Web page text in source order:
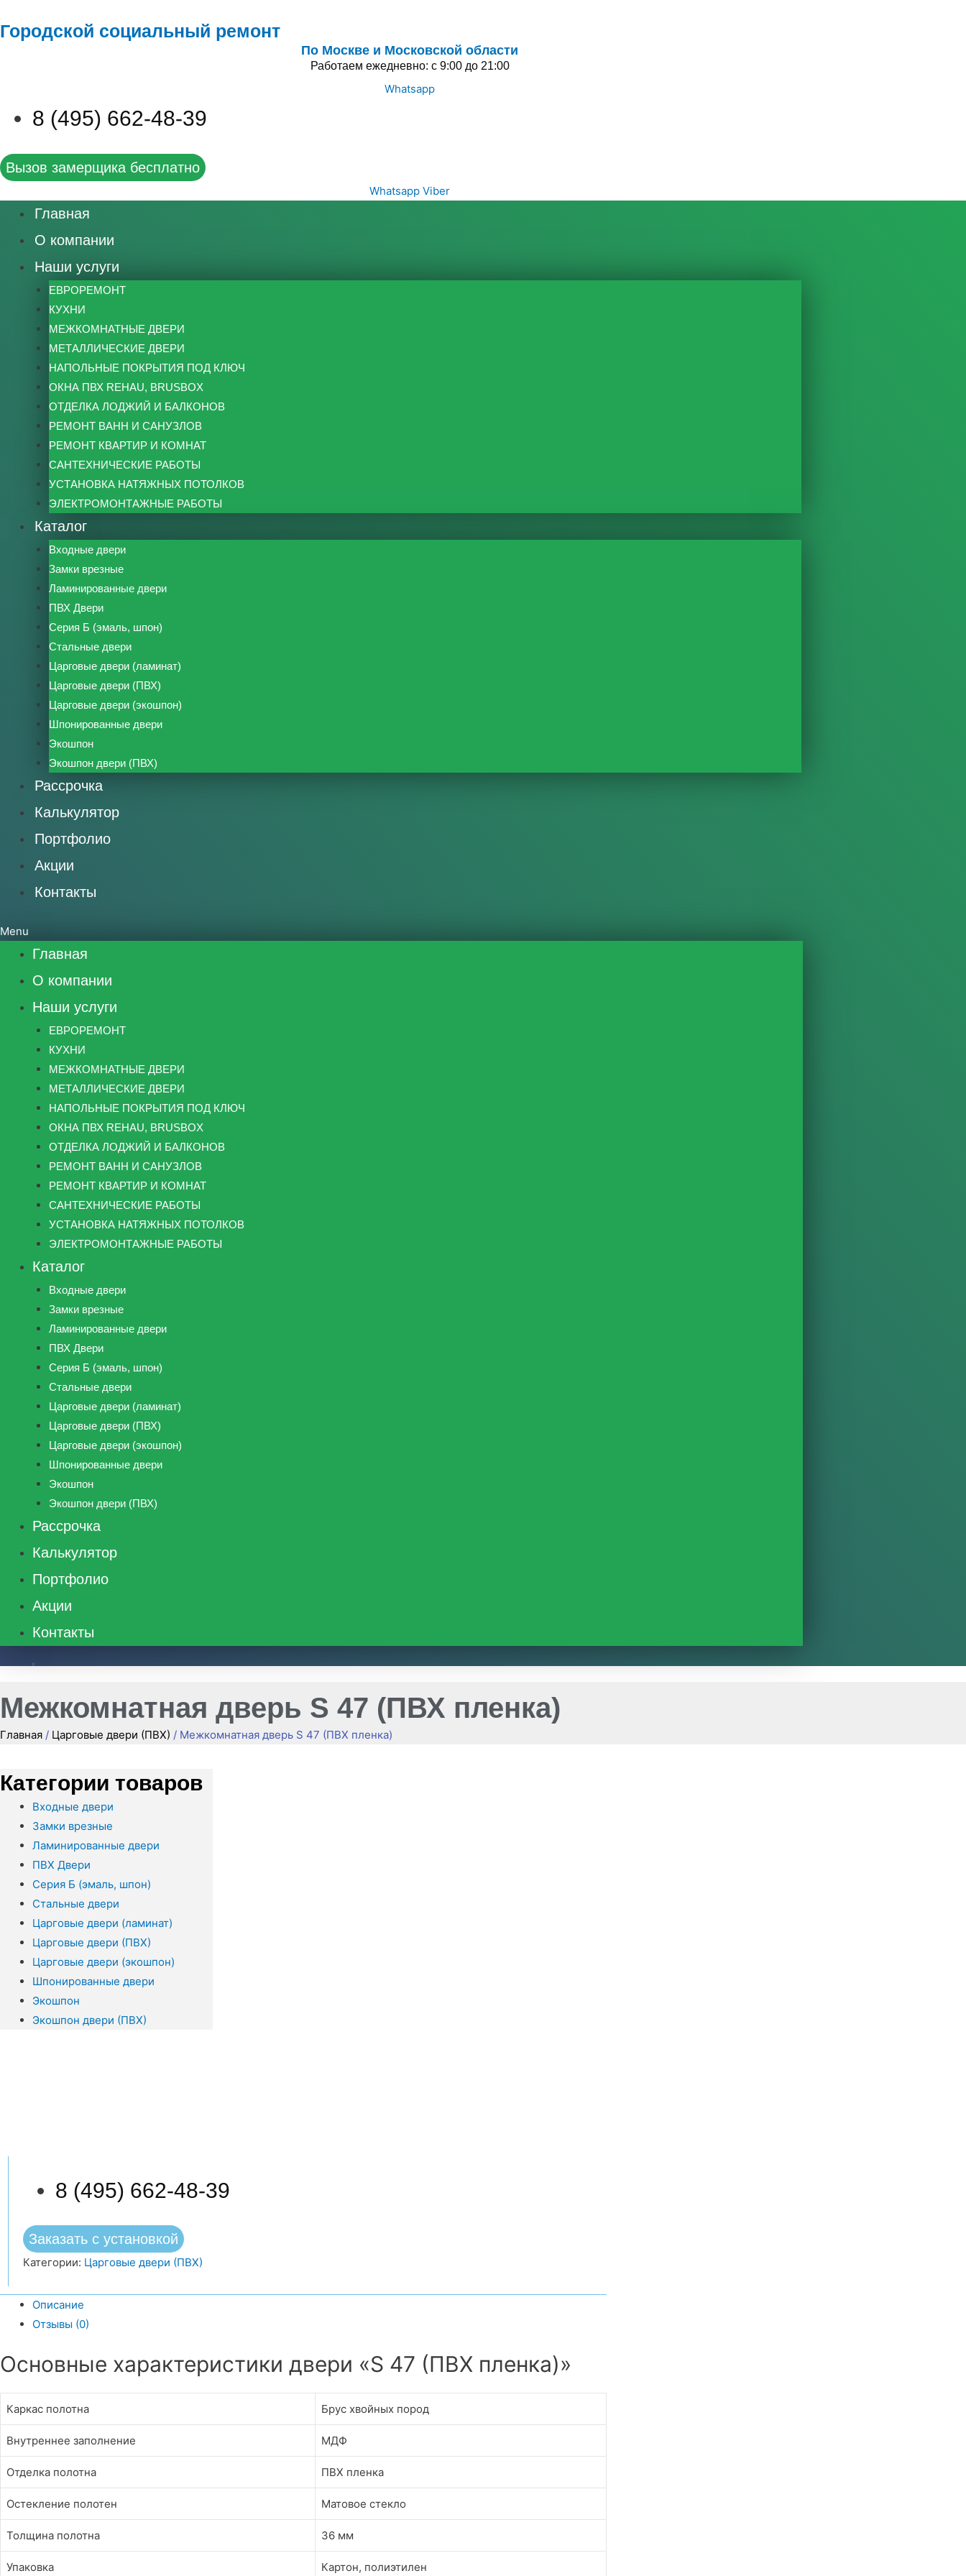
Городской социальный ремонт
По Москве и Московской области
Работаем ежедневно: с 9:00 до 21:00
Whatsapp
8 (495) 662-48-39
Вызов замерщика бесплатно
Whatsapp Viber
Главная
О компании
Наши услуги
ЕВРОРЕМОНТ
КУХНИ
МЕЖКОМНАТНЫЕ ДВЕРИ
МЕТАЛЛИЧЕСКИЕ ДВЕРИ
НАПОЛЬНЫЕ ПОКРЫТИЯ ПОД КЛЮЧ
ОКНА ПВХ REHAU, BRUSBOX
ОТДЕЛКА ЛОДЖИЙ И БАЛКОНОВ
РЕМОНТ ВАНН И САНУЗЛОВ
РЕМОНТ КВАРТИР И КОМНАТ
САНТЕХНИЧЕСКИЕ РАБОТЫ
УСТАНОВКА НАТЯЖНЫХ ПОТОЛКОВ
ЭЛЕКТРОМОНТАЖНЫЕ РАБОТЫ
Каталог
Входные двери
Замки врезные
Ламинированные двери
ПВХ Двери
Серия Б (эмаль, шпон)
Стальные двери
Царговые двери (ламинат)
Царговые двери (ПВХ)
Царговые двери (экошпон)
Шпонированные двери
Экошпон
Экошпон двери (ПВХ)
Рассрочка
Калькулятор
Портфолио
Акции
Контакты
Menu
Главная
О компании
Наши услуги
ЕВРОРЕМОНТ
КУХНИ
МЕЖКОМНАТНЫЕ ДВЕРИ
МЕТАЛЛИЧЕСКИЕ ДВЕРИ
НАПОЛЬНЫЕ ПОКРЫТИЯ ПОД КЛЮЧ
ОКНА ПВХ REHAU, BRUSBOX
ОТДЕЛКА ЛОДЖИЙ И БАЛКОНОВ
РЕМОНТ ВАНН И САНУЗЛОВ
РЕМОНТ КВАРТИР И КОМНАТ
САНТЕХНИЧЕСКИЕ РАБОТЫ
УСТАНОВКА НАТЯЖНЫХ ПОТОЛКОВ
ЭЛЕКТРОМОНТАЖНЫЕ РАБОТЫ
Каталог
Входные двери
Замки врезные
Ламинированные двери
ПВХ Двери
Серия Б (эмаль, шпон)
Стальные двери
Царговые двери (ламинат)
Царговые двери (ПВХ)
Царговые двери (экошпон)
Шпонированные двери
Экошпон
Экошпон двери (ПВХ)
Рассрочка
Калькулятор
Портфолио
Акции
Контакты
Межкомнатная дверь S 47 (ПВХ пленка)
Главная / Царговые двери (ПВХ) / Межкомнатная дверь S 47 (ПВХ пленка)
Категории товаров
Входные двери
Замки врезные
Ламинированные двери
ПВХ Двери
Серия Б (эмаль, шпон)
Стальные двери
Царговые двери (ламинат)
Царговые двери (ПВХ)
Царговые двери (экошпон)
Шпонированные двери
Экошпон
Экошпон двери (ПВХ)
8 (495) 662-48-39
Заказать с установкой
Категории: Царговые двери (ПВХ)
Описание
Отзывы (0)
Основные характеристики двери «S 47 (ПВХ пленка)»
Каркас полотна Брус хвойных пород
Внутреннее заполнение МДФ
Отделка полотна ПВХ пленка
Остекление полотен Матовое стекло
Толщина полотна 36 мм
Упаковка Картон, полиэтилен